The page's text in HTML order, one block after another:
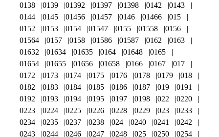
0138
0139 01392 01397 01398 0142
0143
0144
0145 01456 01457 0146 01466
015
0152
0153 0154 01547 0155 01558
0156
01564
0157 0158 01586 01587 0162
0163
01632
01634 01635 0164 01648
0165
01654
01655 01656 01658 0166 0167
017
0172
0173 0174 0175 0176 0178 0179
018
0182
0183 0184 0185 0186 0187 019
0191
0192
0193 0194 0195 0197 0198 022
0220
0223
0224 0225 0226 0228 0229 023
0233
0234
0235 0237 0238 024 0240 0241
0242
0243
0244 0246 0247 0248 025 0250 0254